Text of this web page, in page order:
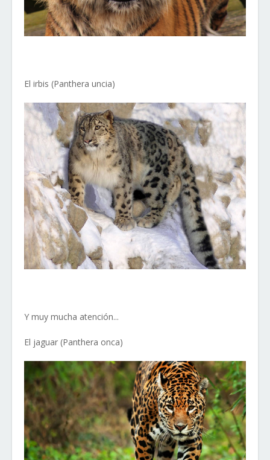
El irbis (Panthera uncia)
Y muy mucha atención...
El jaguar (Panthera onca)